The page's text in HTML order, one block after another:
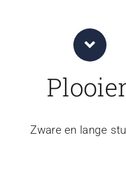
Zware en lange